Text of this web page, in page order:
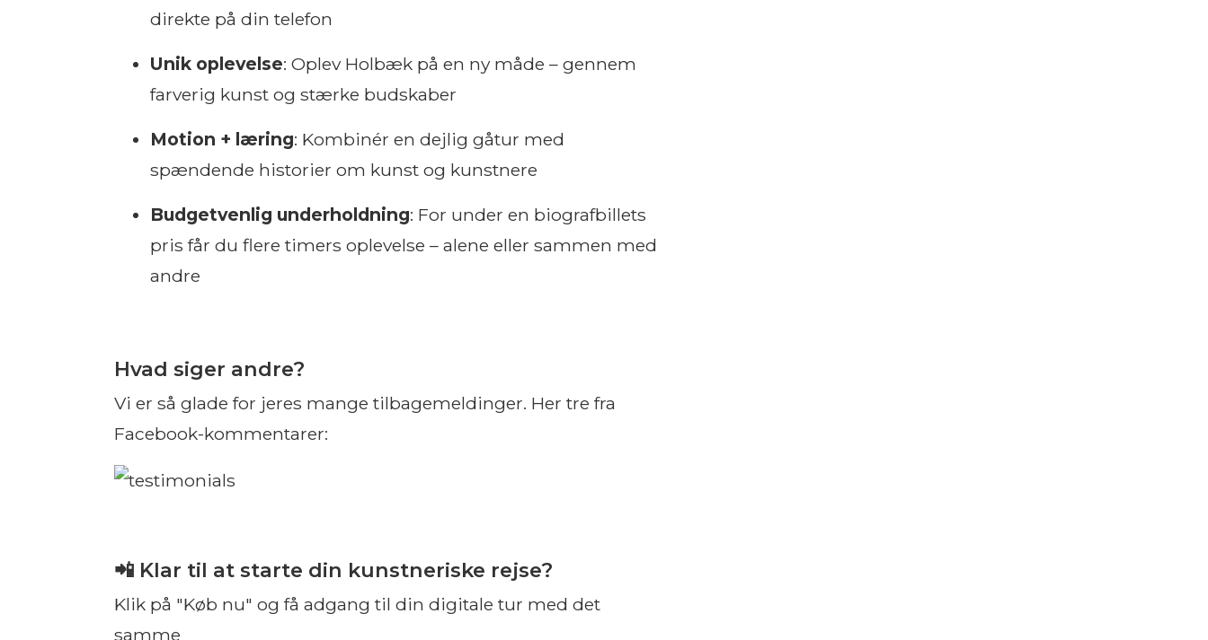
direkte på din telefon
Unik oplevelse: Oplev Holbæk på en ny måde – gennem
farverig kunst og stærke budskaber
Motion + læring: Kombinér en dejlig gåtur med
spændende historier om kunst og kunstnere
Budgetvenlig underholdning: For under en biografbillets
pris får du flere timers oplevelse – alene eller sammen med
andre
Hvad siger andre?
Vi er så glade for jeres mange tilbagemeldinger. Her tre fra
Facebook-kommentarer:
📲 Klar til at starte din kunstneriske rejse?
Klik på "Køb nu" og få adgang til din digitale tur med det
samme